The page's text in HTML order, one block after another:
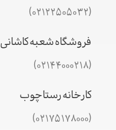
(02122505032)
فروشگاه شعبه کاشانی
(02144000218)
کارخانه رستاچوب
(02175178000)